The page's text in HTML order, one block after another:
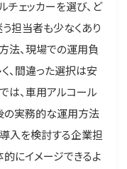
チェッカーを選び、ど
担当者も少なくあり
法、現場での運用負
、間違った選択は安
は、車用アルコール
の実務的な運用方法
入を検討する企業担
にイメージできるよ